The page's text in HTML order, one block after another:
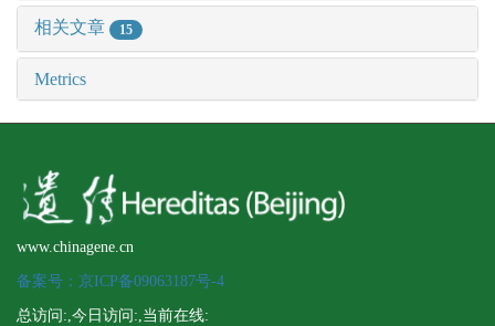
相关文章 15
Metrics
www.chinagene.cn
备案号：京ICP备09063187号-4
总访问:,今日访问:,当前在线: